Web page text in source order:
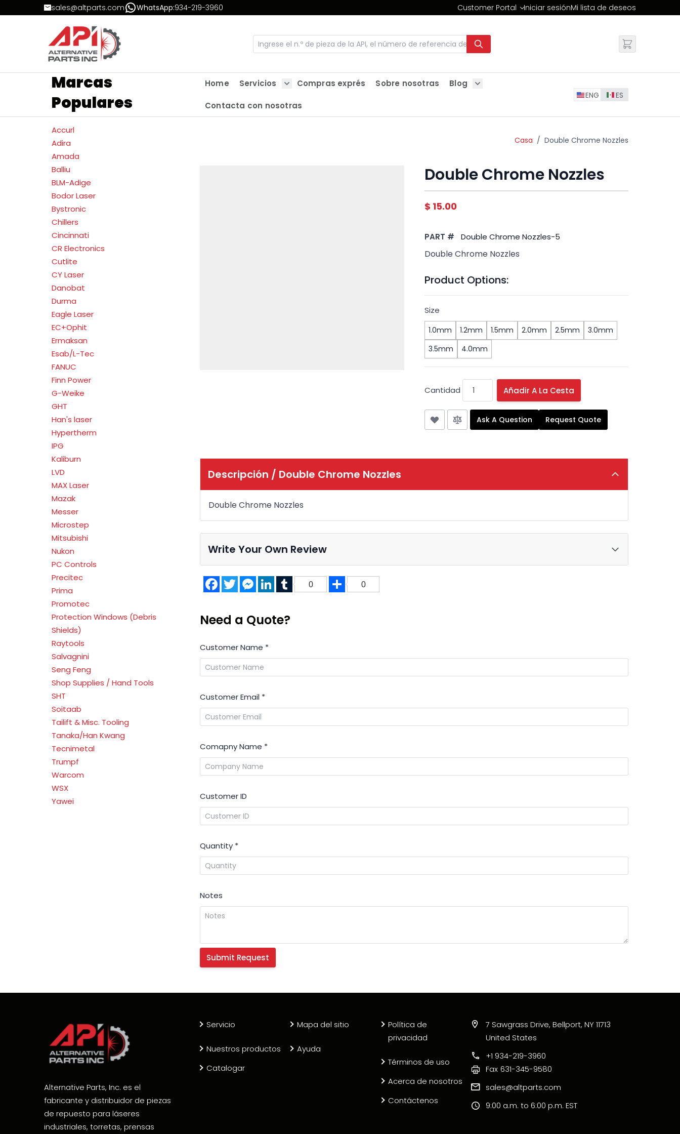
Skip to Contentsales@altparts.com WhatsApp:934-219-3960 Customer Portal
Cambiar
Iniciar sesiónMi lista de deseos
Marcas
Populares
Accurl
Adira
Amada
Balliu
BLM-Adige
Bodor Laser
Bystronic
Chillers
Cincinnati
CR Electronics
Cutlite
CY Laser
Danobat
Durma
Eagle Laser
EC+Ophit
Ermaksan
Esab/L-Tec
FANUC
Finn Power
G-Weike
GHT
Han's laser
Hypertherm
IPG
Kaliburn
LVD
MAX Laser
Mazak
Messer
Microstep
Mitsubishi
Nukon
PC Controls
Precitec
Prima
Promotec
Protection Windows (Debris
Shields)
Raytools
Salvagnini
Seng Feng
Shop Supplies / Hand Tools
SHT
Soitaab
Tailift & Misc. Tooling
Tanaka/Han Kwang
Tecnimetal
Trumpf
Warcom
WSX
Yawei
Home
Servicios
Compras exprés Sobre nosotras
Blog
Contacta con nosotras
ENG ES
Casa / Double Chrome Nozzles
Double Chrome Nozzles
$ 15.00
PART # Double Chrome Nozzles-5
Double Chrome Nozzles
Product Options:
Size
1.0mm 1.2mm 1.5mm 2.0mm 2.5mm
3.0mm
3.5mm
4.0mm
Cantidad Añadir A La Cesta
Ask A Question Request Quote
Descripción / Double Chrome Nozzles
Double Chrome Nozzles
Write Your Own Review
FacebookTwitterMessenger
LinkedInTumblr
0 Share
0
Need a Quote?
Customer Name *
Customer Email *
Comapny Name *
Customer ID
Quantity *
Notes
Alternative Parts, Inc. es el
fabricante y distribuidor de piezas
de repuesto para láseres
industriales, torretas, prensas
Servicio
Nuestros productos
Catalogar
Mapa del sitio
Ayuda
Política de
privacidad
Términos de uso
Acerca de nosotros
Contáctenos
7 Sawgrass Drive, Bellport, NY 11713
United States
+1 934-219-3960
Fax 631-345-9580
sales@altparts.com
9:00 a.m. to 6:00 p.m. EST